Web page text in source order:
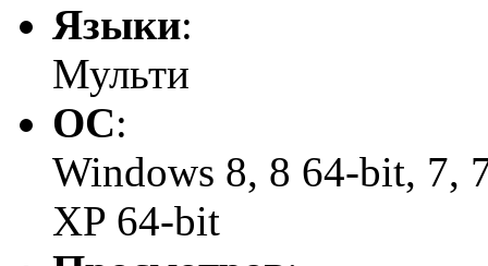
Языки:
Мульти
ОС:
Windows 8, 8 64-bit, 7,
XP 64-bit